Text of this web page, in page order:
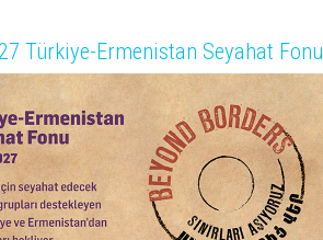
Türkiye-Ermenistan Seyahat Fonu